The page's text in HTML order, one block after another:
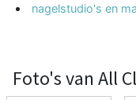
nagelstudio's en
Foto's van All